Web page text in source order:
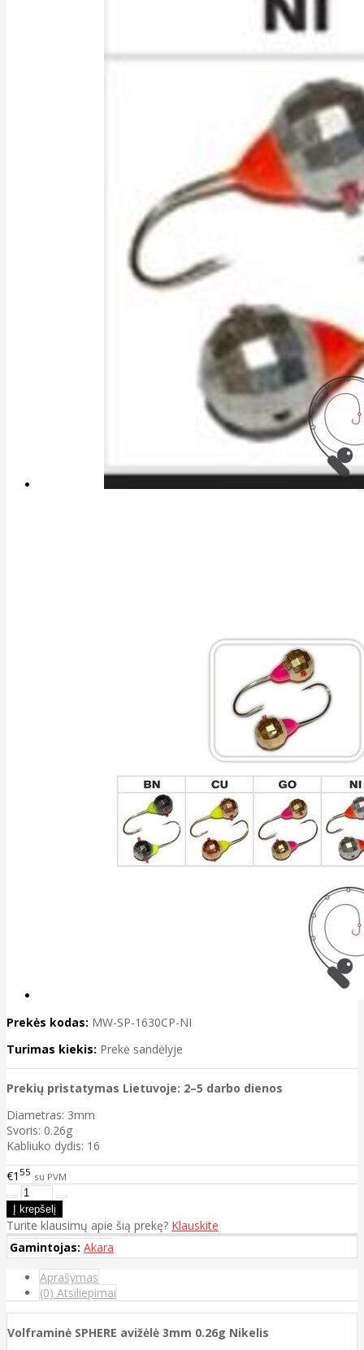
Prekės kodas: MW-SP-1630CP-NI
Turimas kiekis: Prekė sandėlyje
Prekių pristatymas Lietuvoje: 2–5 darbo dienos
Diametras: 3mm
Svoris: 0.26g
Kabliuko dydis: 16
€1 55 su PVM
Turite klausimų apie šią prekę? Klauskite
Gamintojas: Akara
Aprašymas
(0) Atsiliepimai
Volframinė SPHERE avižėlė 3mm 0.26g Nikelis